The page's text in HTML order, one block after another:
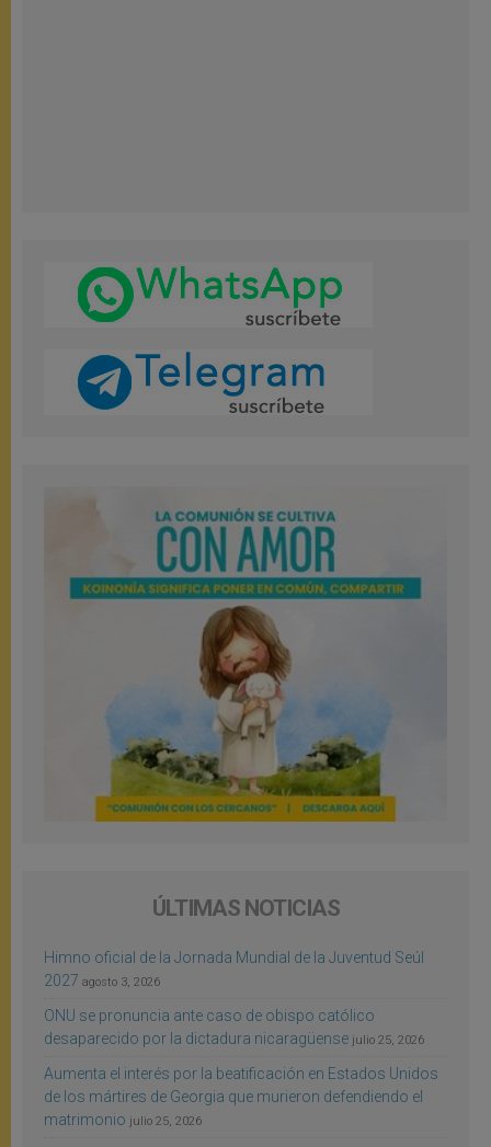
ÚLTIMAS NOTICIAS
Himno oficial de la Jornada Mundial de la Juventud Seúl
2027 agosto 3, 2026
ONU se pronuncia ante caso de obispo católico
desaparecido por la dictadura nicaragüense julio 25, 2026
Aumenta el interés por la beatificación en Estados Unidos
de los mártires de Georgia que murieron defendiendo el
matrimonio julio 25, 2026